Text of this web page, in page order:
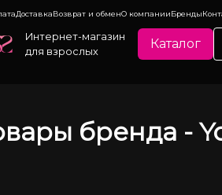
ДоставкаВозврат и обменО компанииБренды
Интернет-магазин
для взрослых
Каталог
бренда -